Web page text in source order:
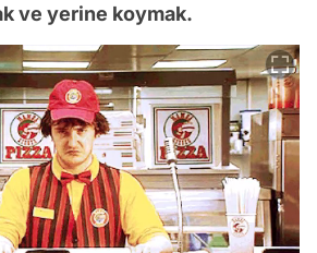
ve yerine koymak.